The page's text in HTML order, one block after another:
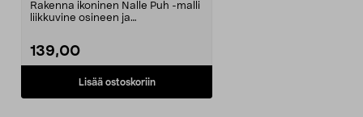
Rakenna ikoninen Nalle Puh -malli
liikkuvine osineen ja
139,00
Lisää ostoskoriin